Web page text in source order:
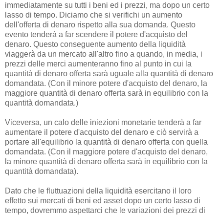
immediatamente su tutti i beni ed i prezzi, ma dopo un certo
lasso di tempo. Diciamo che si verifichi un aumento
dell'offerta di denaro rispetto alla sua domanda. Questo
evento tenderà a far scendere il potere d'acquisto del
denaro. Questo conseguente aumento della liquidità
viaggerà da un mercato all'altro fino a quando, in media, i
prezzi delle merci aumenteranno fino al punto in cui la
quantità di denaro offerta sarà uguale alla quantità di denaro
domandata. (Con il minore potere d'acquisto del denaro, la
maggiore quantità di denaro offerta sarà in equilibrio con la
quantità domandata.)
Viceversa, un calo delle iniezioni monetarie tenderà a far
aumentare il potere d'acquisto del denaro e ciò servirà a
portare all'equilibrio la quantità di denaro offerta con quella
domandata. (Con il maggiore potere d'acquisto del denaro,
la minore quantità di denaro offerta sarà in equilibrio con la
quantità domandata).
Dato che le fluttuazioni della liquidità esercitano il loro
effetto sui mercati di beni ed asset dopo un certo lasso di
tempo, dovremmo aspettarci che le variazioni dei prezzi di